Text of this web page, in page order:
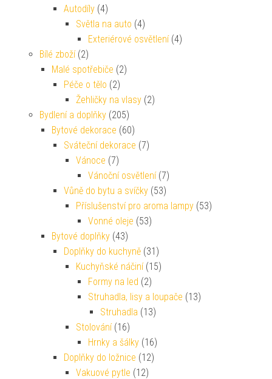
Autodíly (4)
Světla na auto (4)
Exteriérové osvětlení (4)
Bílé zboží (2)
Malé spotřebiče (2)
Péče o tělo (2)
Žehličky na vlasy (2)
Bydlení a doplňky (205)
Bytové dekorace (60)
Sváteční dekorace (7)
Vánoce (7)
Vánoční osvětlení (7)
Vůně do bytu a svíčky (53)
Příslušenství pro aroma lampy (53)
Vonné oleje (53)
Bytové doplňky (43)
Doplňky do kuchyně (31)
Kuchyňské náčiní (15)
Formy na led (2)
Struhadla, lisy a loupače (13)
Struhadla (13)
Stolování (16)
Hrnky a šálky (16)
Doplňky do ložnice (12)
Vakuové pytle (12)